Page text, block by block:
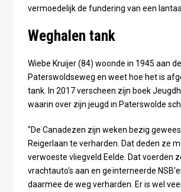
vermoedelijk de fundering van een
Weghalen tank
Wiebe Kruijer (84) woonde in 1945 aan de
Paterswoldseweg en weet hoe het is
tank. In 2017 verscheen zijn boek
waarin over zijn jeugd in Paterswolde
"De Canadezen zijn weken bezig
Reigerlaan te verharden. Dat deden ze
verwoeste vliegveld Eelde. Dat voerden
vrachtauto's aan en geïnterneerde
daarmee de weg verharden. Er is wel